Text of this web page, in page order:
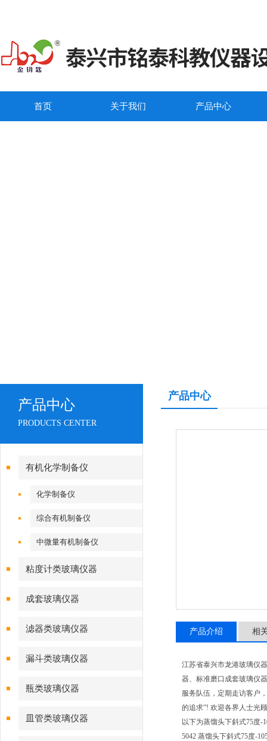
首页 关于我们 产品中心
产品中心
PRODUCTS CENTER
有机化学制备仪
化学制备仪
综合有机制备仪
中微量有机制备仪
粘度计类玻璃仪器
成套玻璃仪器
滤器类玻璃仪器
漏斗类玻璃仪器
瓶类玻璃仪器
皿管类玻璃仪器
产品中心
产品介绍 相
江苏省泰兴市龙港玻璃仪
器、标准磨口成套玻璃仪
服务队伍，定期走访客户
的追求”! 欢迎各界人士光
以下为蒸馏头下斜式75度-
5042 蒸馏头下斜式75度-